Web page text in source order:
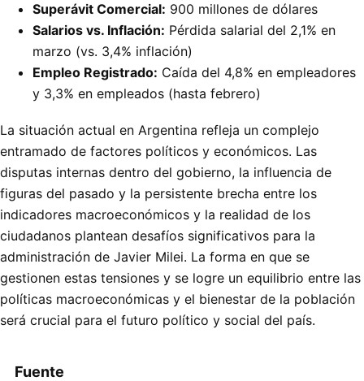
Superávit Comercial: 900 millones de dólares
Salarios vs. Inflación: Pérdida salarial del 2,1% en
marzo (vs. 3,4% inflación)
Empleo Registrado: Caída del 4,8% en empleadores
y 3,3% en empleados (hasta febrero)
La situación actual en Argentina refleja un complejo
entramado de factores políticos y económicos. Las
disputas internas dentro del gobierno, la influencia de
figuras del pasado y la persistente brecha entre los
indicadores macroeconómicos y la realidad de los
ciudadanos plantean desafíos significativos para la
administración de Javier Milei. La forma en que se
gestionen estas tensiones y se logre un equilibrio entre las
políticas macroeconómicas y el bienestar de la población
será crucial para el futuro político y social del país.
Fuente